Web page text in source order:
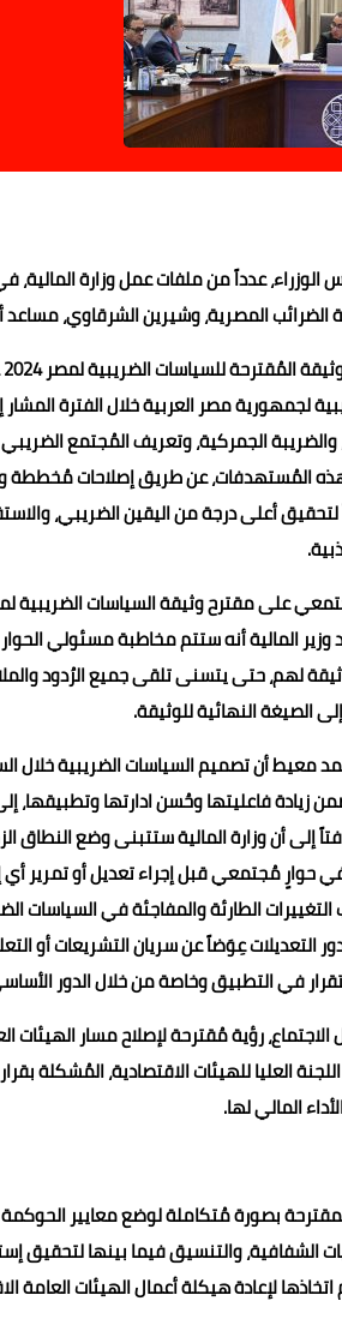
عدداً من ملفات عمل وزارة المالية،
المصرية، وشيرين الشرقاوي، مساعد
مصر العربية خلال الفترة
الجمركية، وتعريف المُجتمع
هذه المُستهدفات، عن طريق إصلاحات مُخططة
أعلى درجة من اليقين الضريبي،
على مقترح وثيقة السياسات الضريبية
المالية أنه ستتم مخاطبة مسئولي
لهم، حتى يتسنى تلقى جميع الرُدود
النهائية للوثيقة.
زيادة فاعليتها وحُسن ادارتها وتطبيقها،
إلى أن وزارة المالية ستتبنى وضع
في حوارٍ مُجتمعي قبل إجراء تعديل أو
الطارئة والمفاجئة في السياسات
عِوَضاً عن سريان التشريعات أو
في التطبيق وخاصة من خلال الدور
رؤية مُقترحة لإصلاح مسار الهيئات
العليا للهيئات الاقتصادية، المُشكلة
المالي لها.
بصورة مُتكاملة لوضع معايير
والتنسيق فيما بينها لتحقيق
لإعادة هيكلة أعمال الهيئات العامة